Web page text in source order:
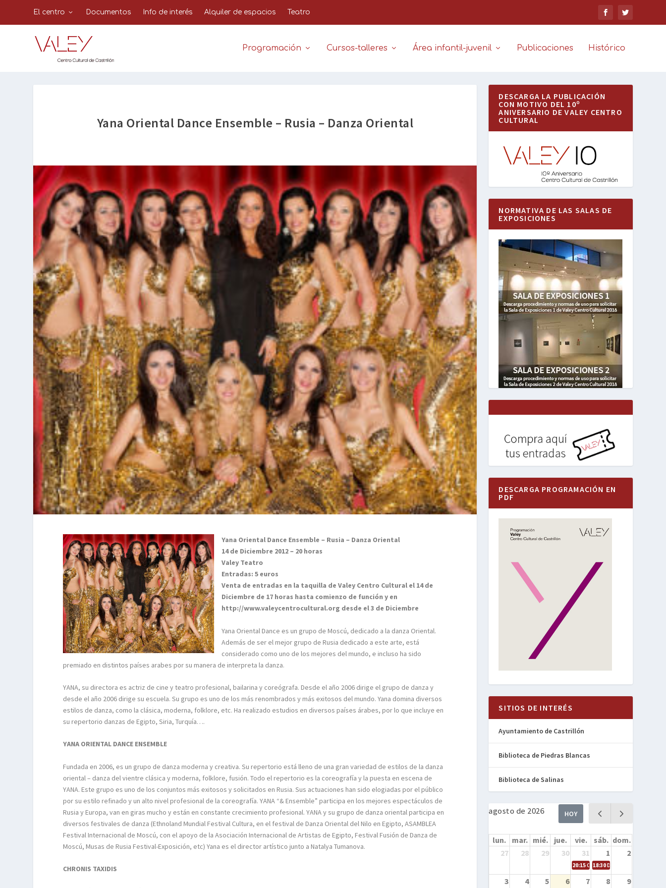
El centro Documentos Info de interés Alquiler de espacios Teatro
Programación Cursos-talleres Área infantil-juvenil Publicaciones Histórico
Yana Oriental Dance Ensemble – Rusia – Danza Oriental
Yana Oriental Dance Ensemble – Rusia – Danza Oriental
14 de Diciembre 2012 – 20 horas
Valey Teatro
Entradas: 5 euros
Venta de entradas en la taquilla de Valey Centro Cultural el 14 de
Diciembre de 17 horas hasta comienzo de función y en
http://www.valeycentrocultural.org desde el 3 de Diciembre
Yana Oriental Dance es un grupo de Moscú, dedicado a la danza Oriental.
Además de ser el mejor grupo de Rusia dedicado a este arte, está
considerado como uno de los mejores del mundo, e incluso ha sido
premiado en distintos países arabes por su manera de interpreta la danza.
YANA, su directora es actriz de cine y teatro profesional, bailarina y coreógrafa. Desde el año 2006 dirige el grupo de danza y
desde el año 2006 dirige su escuela. Su grupo es uno de los más renombrados y más exitosos del mundo. Yana domina diversos
estilos de danza, como la clásica, moderna, folklore, etc. Ha realizado estudios en diversos países árabes, por lo que incluye en
su repertorio danzas de Egipto, Siria, Turquía….
YANA ORIENTAL DANCE ENSEMBLE
Fundada en 2006, es un grupo de danza moderna y creativa. Su repertorio está lleno de una gran variedad de estilos de la danza
oriental – danza del vientre clásica y moderna, folklore, fusión. Todo el repertorio es la coreografía y la puesta en escena de
YANA. Este grupo es uno de los conjuntos más exitosos y solicitados en Rusia. Sus actuaciones han sido elogiadas por el público
por su estilo refinado y un alto nivel profesional de la coreografía. YANA “& Ensemble” participa en los mejores espectáculos de
Rusia y Europa, van en giras mucho y están en constante crecimiento profesional. YANA y su grupo de danza oriental participa en
diversos festivales de danza (Ethnoland Mundial Festival Cultura, en el festival de Danza Oriental del Nilo en Egipto, ASAMBLEA
Festival Internacional de Moscú, con el apoyo de la Asociación Internacional de Artistas de Egipto, Festival Fusión de Danza de
Moscú, Musas de Rusia Festival-Exposición, etc) Yana es el director artístico junto a Natalya Tumanova.
CHRONIS TAXIDIS
DESCARGA LA PUBLICACIÓN
CON MOTIVO DEL 10º
ANIVERSARIO DE VALEY CENTRO
CULTURAL
NORMATIVA DE LAS SALAS DE
EXPOSICIONES
DESCARGA PROGRAMACIÓN EN
PDF
SITIOS DE INTERÉS
Ayuntamiento de Castrillón
Biblioteca de Piedras Blancas
Biblioteca de Salinas
agosto de 2026 HOY
lun. mar. mié. jue. vie. sáb. dom.
27
28 29 30 31 1 2
20:15Cine en la calle – Cómo
18:30Danza – Cita en el
3 4 5 6 7 8 9